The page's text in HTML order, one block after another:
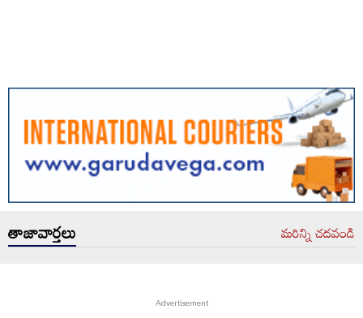
తాజావార్తలు మరిన్ని చదవండి